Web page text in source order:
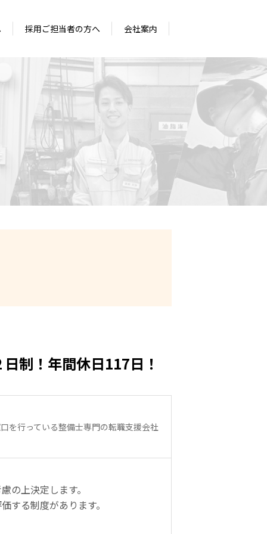
採用ご担当者の方へ 会社案内
制！年間休日117日！
を行っている整備士専門の転職支援会社
の上決定します。
する制度があります。